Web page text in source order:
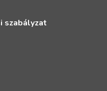
szabályzat